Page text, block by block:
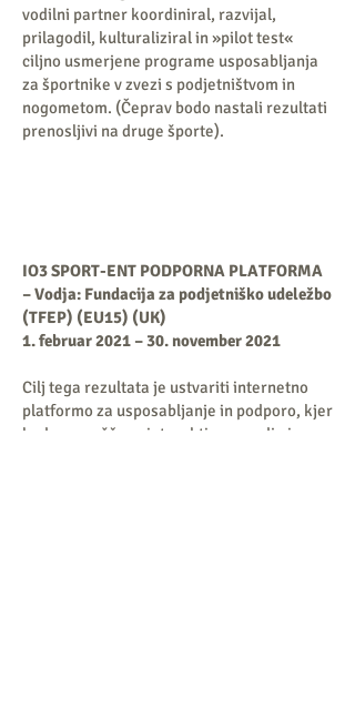
vodilni partner koordiniral, razvijal,
prilagodil, kulturaliziral in »pilot test«
ciljno usmerjene programe usposabljanja
za športnike v zvezi s podjetništvom in
nogometom. (Čeprav bodo nastali rezultati
prenosljivi na druge športe).
IO3 SPORT-ENT PODPORNA PLATFORMA
– Vodja: Fundacija za podjetniško udeležbo
(TFEP) (EU15) (UK)
1. februar 2021 – 30. november 2021
Cilj tega rezultata je ustvariti internetno
platformo za usposabljanje in podporo, kjer
bodo nameščena interaktivna orodja in